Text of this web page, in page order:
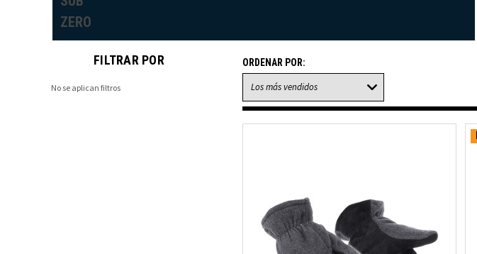
ZERO
FILTRAR POR
No se aplican filtros
ORDENAR POR: